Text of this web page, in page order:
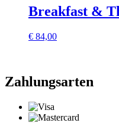
Breakfast &
€ 84,00
Zahlungsarten